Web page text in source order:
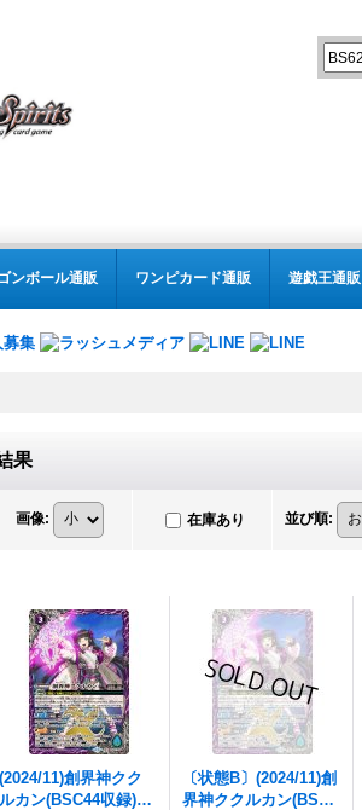
ンボール通販 ワンピカード通販 遊戯王通販
果
画像: 在庫あり 並び順:
(2024/11)創界神クク
ルカン(BSC44収録)
〔状態B〕(2024/11)創
界神ククルカン(BSC4